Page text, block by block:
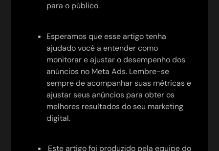
para o público.
Esperamos que esse artigo tenha
ajudado você a entender como
monitorar e ajustar o desempenho dos
anúncios no Meta Ads. Lembre-se
sempre de acompanhar suas métricas e
ajustar seus anúncios para obter os
melhores resultados do seu marketing
digital.
Este artigo foi produzido pela equipe do